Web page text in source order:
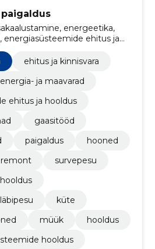
energeetika,
energiasüsteemide ehitus ja
gaasitööd,
hooned, remonttööd
ehitus ja kinnisvara
energia- ja maavarad
ehitus ja hooldus
gaasitööd
paigaldus
hooned
remont
survepesu
küte
müük
hooldus
hooldus